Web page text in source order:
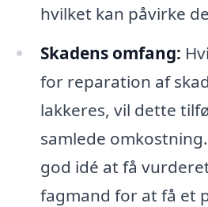
hvilket kan påvirke
Skadens omfang:
for reparation af
lakkeres, vil dette
samlede
god idé at få
fagmand for at få et